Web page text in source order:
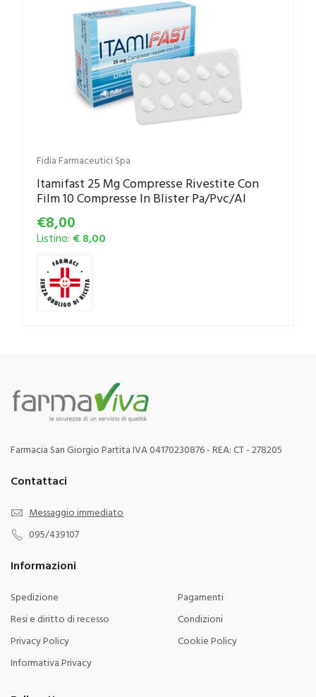
Fidia Farmaceutici Spa
Itamifast 25 Mg Compresse Rivestite Con
Film 10 Compresse In Blister Pa/Pvc/Al
€8,00
Listino: € 8,00
Farmacia San Giorgio Partita IVA 04170230876 - REA: CT - 278205
Contattaci
Messaggio immediato
095/439107
Informazioni
Spedizione
Pagamenti
Resi e diritto di recesso
Condizioni
Privacy Policy
Cookie Policy
Informativa Privacy